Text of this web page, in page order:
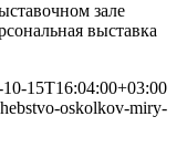
зале
выставка
10-15T16:04:00+03:00
oskolkov-miry-